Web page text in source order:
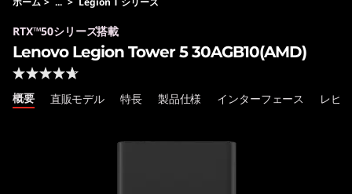
o
L
e
g
RTX™50シリーズ搭載
Lenovo Legion Tower 5 30AGB10(AMD)
概要 直販モデル 特長 製品仕様 インターフェース レビ